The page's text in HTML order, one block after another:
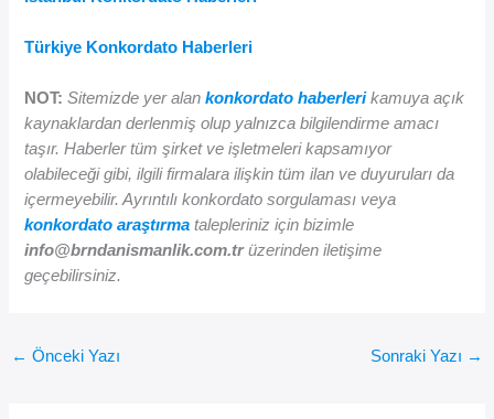
Türkiye Konkordato Haberleri
NOT:Sitemizde yer alankonkordato haberlerikamuya açık
kaynaklardan derlenmiş olup yalnızca bilgilendirme amacı
taşır. Haberler tüm şirket ve işletmeleri kapsamıyor
olabileceği gibi, ilgili firmalara ilişkin tüm ilan ve duyuruları da
içermeyebilir. Ayrıntılı konkordato sorgulaması veya
konkordato araştırma talepleriniz için bizimle
info@brndanismanlik.com.trüzerinden iletişime
geçebilirsiniz.
← Önceki Yazı Sonraki Yazı →